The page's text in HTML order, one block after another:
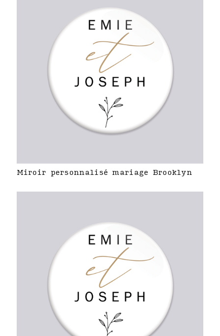
Miroir personnalisé mariage Brooklyn